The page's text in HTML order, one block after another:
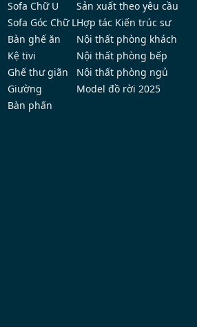
Sofa Chữ U
Sofa Góc Chữ L
Bàn ghế ăn
Kệ tivi
Ghế thư giãn
Giường
Bàn phấn
Sản xuất theo yêu cầu
Hợp tác Kiến trúc sư
Nội thất phòng khách
Nội thất phòng bếp
Nội thất phòng ngủ
Model đồ rời 2025